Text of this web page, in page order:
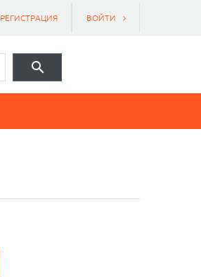
ВОЙТИ
РЕГИСТРАЦИЯ